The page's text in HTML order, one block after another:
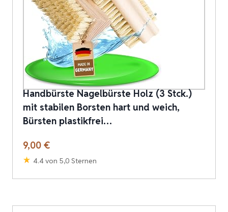
Handbürste Nagelbürste Holz (3 Stck.)
mit stabilen Borsten hart und weich,
Bürsten plastikfrei…
9,00 €
4.4 von 5,0 Sternen